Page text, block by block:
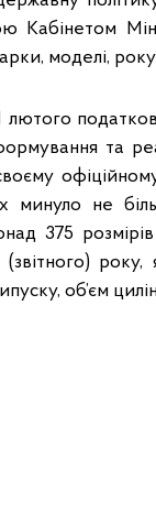
Кабінетом
моделі,
та
минуло не
375
(звітного)
об’єм